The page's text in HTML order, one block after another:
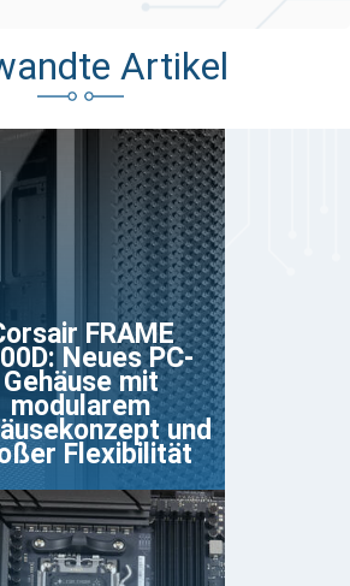
Artikel
FRAME
Neues PC-
Gehäuse mit
modularem
und
Flexibilität